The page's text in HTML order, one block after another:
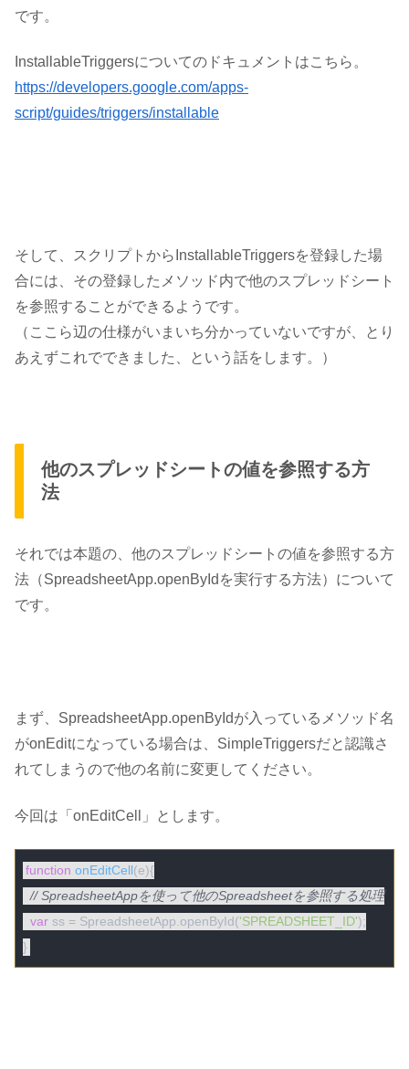
です。
InstallableTriggersについてのドキュメントはこちら。
https://developers.google.com/apps-
script/guides/triggers/installable
そして、
スクリプトからInstallableTriggersを登録した場
合には、その登録したメソッド内で他のスプレッドシート
を参照することができるようです。
（ここら辺の仕様がいまいち分かっていないですが、とり
あえずこれでできました、という話をします。）
他のスプレッドシートの値を参照する方
法
それでは本題の、 他のスプレッドシートの値を参照する方
法（SpreadsheetApp.openByIdを実行する方法） について
です。
まず、SpreadsheetApp.openByIdが入っているメソッド名
がonEditになっている場合は、SimpleTriggersだと認識さ
れてしまうので他の名前に変更してください。
今回は 「onEditCell」 とします。
function onEditCell(e){
// SpreadsheetAppを使って他のSpreadsheetを参照する処理
var ss = SpreadsheetApp.openById('SPREADSHEET_ID');